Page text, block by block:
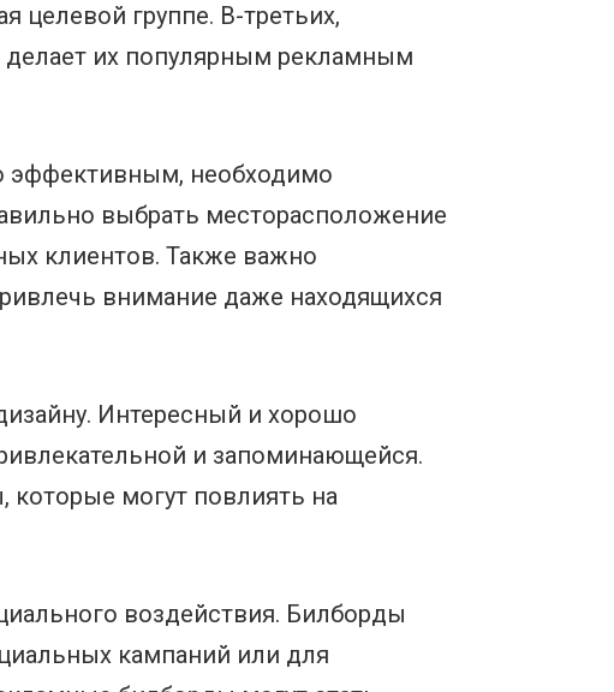
целевой группе. В-третьих,
их популярным рекламным
эффективным, необходимо
выбрать месторасположение
клиентов. Также важно
внимание даже находящихся
Интересный и хорошо
и запоминающейся.
которые могут повлиять на
воздействия. Билборды
кампаний или для